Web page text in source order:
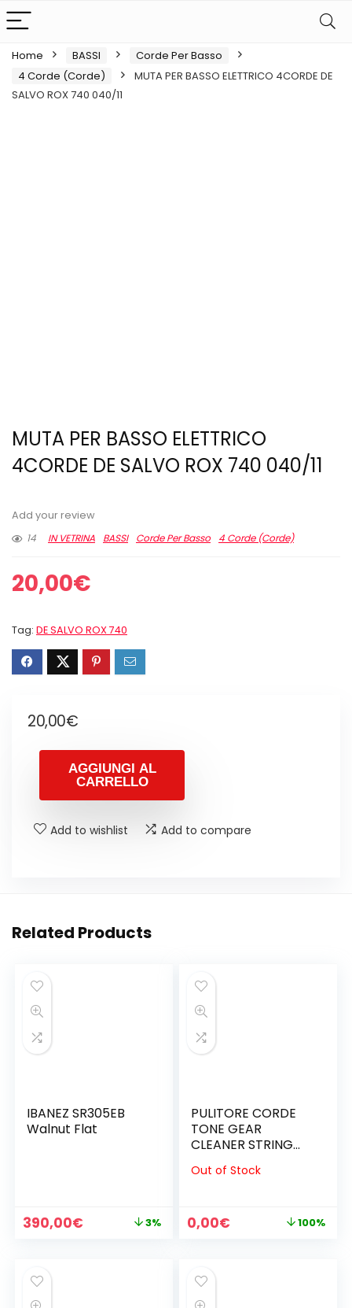
Home BASSI
Corde Per Basso
4 Corde (Corde)
MUTA PER BASSO ELETTRICO 4CORDE DE
SALVO ROX 740 040/11
MUTA PER BASSO ELETTRICO
4CORDE DE SALVO ROX 740 040/11
Add your review
14
IN VETRINA BASSI Corde Per Basso 4 Corde (Corde)
20,00€
Tag: DE SALVO ROX 740
20,00€
AGGIUNGI AL
CARRELLO
Add to wishlist Add to compare
Related Products
IBANEZ SR305EB
Walnut Flat
Il
400,00€.
390,00€ 3%
PULITORE CORDE
TONE GEAR
CLEANER STRING
INCLUSA)
Out of Stock
Il
12,00€.
0,00€ 100%